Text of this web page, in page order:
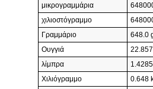
μικρογραμμάρια
χιλιοστόγραμμο
Γραμμάριο
648.0
Ουγγιά
λίμπρα
Χιλιόγραμμο
0.648